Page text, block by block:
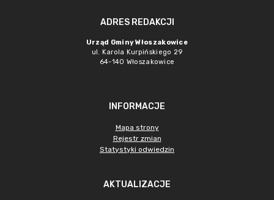
ADRES REDAKCJI
Urząd Gminy Włoszakowice
ul. Karola Kurpińskiego 29
64-140 Włoszakowice
INFORMACJE
Mapa strony
Rejestr zmian
Statystyki odwiedzin
AKTUALIZACJE